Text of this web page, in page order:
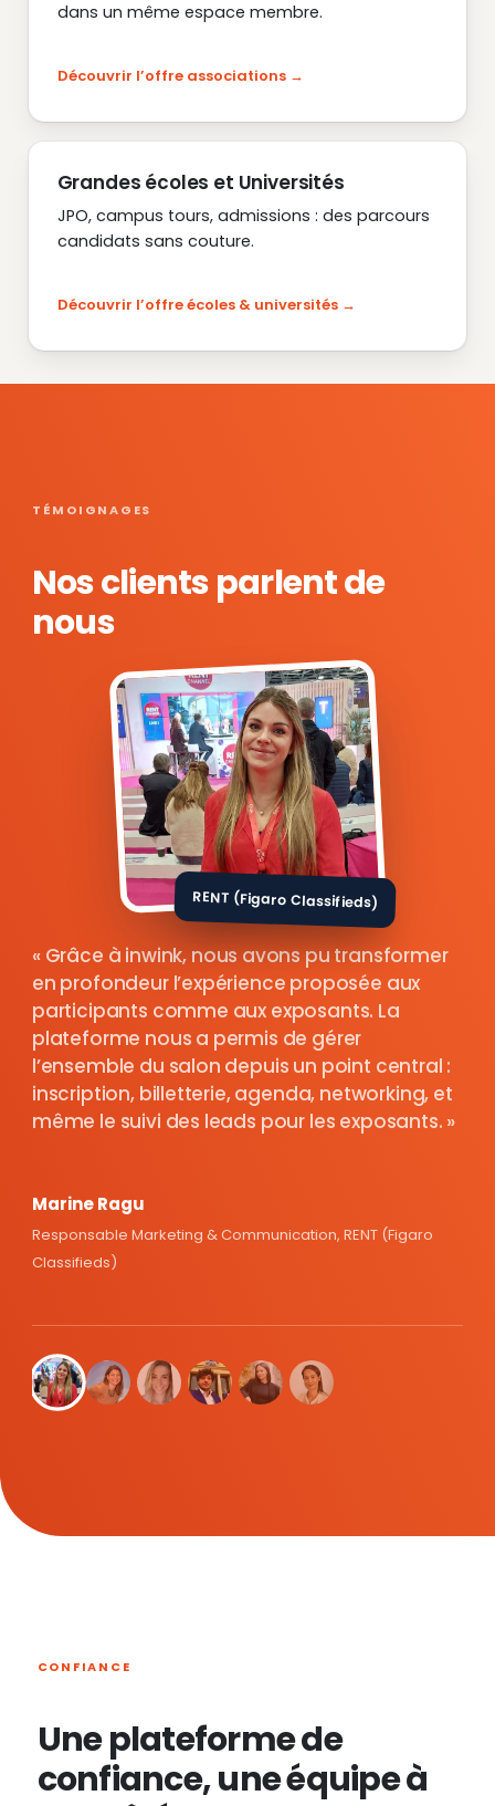
dans un même espace membre.
Découvrir l’offre associations
Grandes écoles et Universités
JPO, campus tours, admissions : des parcours
candidats sans couture.
Découvrir l’offre écoles & universités
TÉMOIGNAGES
Nos clients parlent de
nous
RENT (Figaro Classifieds)
Grâce à inwink, nous avons pu transformer
en profondeur l’expérience proposée aux
participants comme aux exposants. La
plateforme nous a permis de gérer
l’ensemble du salon depuis un point central :
inscription, billetterie, agenda, networking, et
même le suivi des leads pour les exposants.
Marine Ragu
Responsable Marketing & Communication, RENT (Figaro
Classifieds)
CONFIANCE
Une plateforme de
confiance, une équipe à